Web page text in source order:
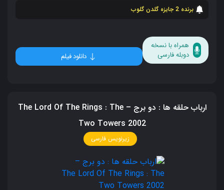
برنده 2 جایزه گلدن گلوب
همراه با نسخه
دوبله فارسی
دانلود فیلم
ارباب حلقه‌ ها : دو برج – The Lord Of The Rings : The
Two Towers 2002
زیرنویس فارسی